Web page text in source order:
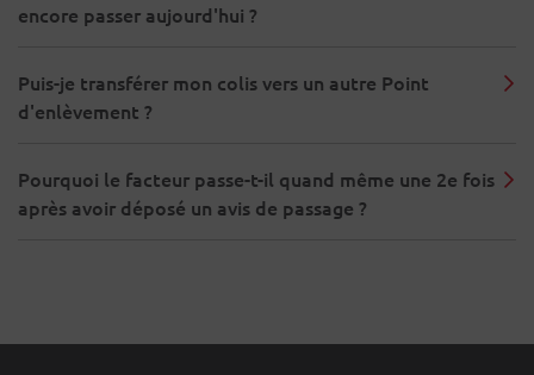
encore passer aujourd'hui ?
Puis-je transférer mon colis vers un autre Point
d'enlèvement ?
Pourquoi le facteur passe-t-il quand même une 2e fois
après avoir déposé un avis de passage ?